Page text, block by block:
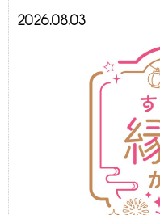
2026.08.03